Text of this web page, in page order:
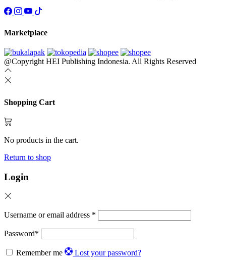
Marketplace
@Copyright HEI Publishing Indonesia. All Rights Reserved
Shopping Cart
No products in the cart.
Return to shop
Login
Username or email address *
Password*
Remember me Lost your password?